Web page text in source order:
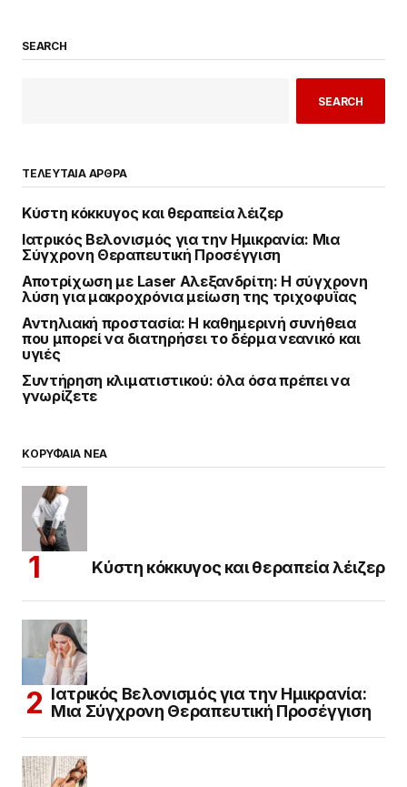
SEARCH
SEARCH
ΤΕΛΕΥΤΑΙΑ ΑΡΘΡΑ
Κύστη κόκκυγος και θεραπεία λέιζερ
Ιατρικός Βελονισμός για την Ημικρανία: Μια
Σύγχρονη Θεραπευτική Προσέγγιση
Αποτρίχωση με Laser Αλεξανδρίτη: Η σύγχρονη
λύση για μακροχρόνια μείωση της τριχοφυΐας
Αντηλιακή προστασία: Η καθημερινή συνήθεια
που μπορεί να διατηρήσει το δέρμα νεανικό και
υγιές
Συντήρηση κλιματιστικού: όλα όσα πρέπει να
γνωρίζετε
ΚΟΡΥΦΑΙΑ ΝΕΑ
Κύστη κόκκυγος και θεραπεία λέιζερ
Ιατρικός Βελονισμός για την Ημικρανία:
Μια Σύγχρονη Θεραπευτική Προσέγγιση